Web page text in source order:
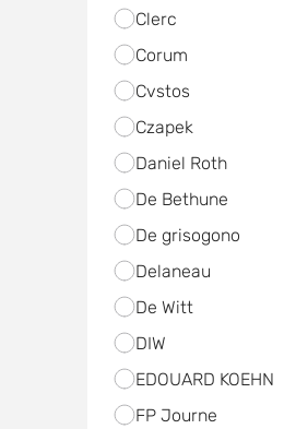
Clerc
Corum
Cvstos
Czapek
Daniel Roth
De Bethune
De grisogono
Delaneau
De Witt
DIW
EDOUARD KOEHN
FP Journe